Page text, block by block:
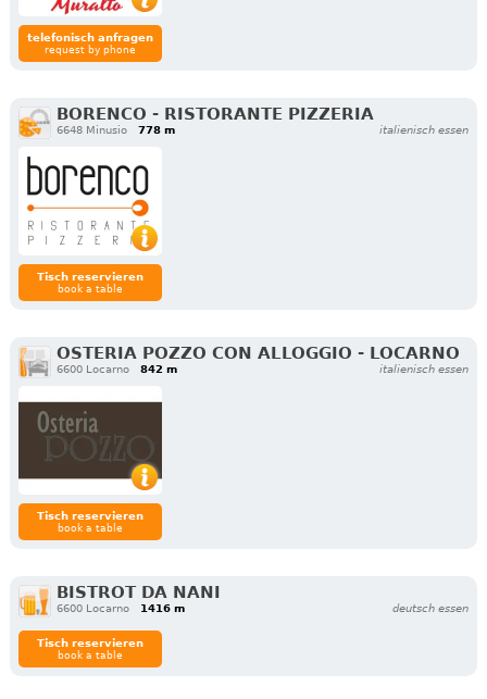
telefonisch anfragen
request by phone
BORENCO - RISTORANTE PIZZERIA
6648 Minusio 778 m italienisch essen
Tisch reservieren
book a table
OSTERIA POZZO CON ALLOGGIO - LOCARNO
6600 Locarno 842 m italienisch essen
Tisch reservieren
book a table
BISTROT DA NANI
6600 Locarno 1416 m deutsch essen
Tisch reservieren
book a table